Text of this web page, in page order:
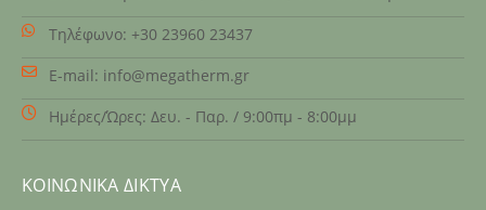
Τηλέφωνο: +30 23960 23437
E-mail: info@megatherm.gr
Ημέρες/Ώρες: Δευ. - Παρ. / 9:00πμ - 8:00μμ
ΚΟΙΝΩΝΙΚΆ ΔΊΚΤΥΑ